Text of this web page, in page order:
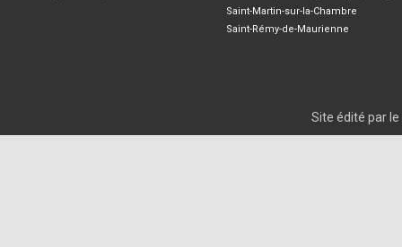
Saint-Martin-sur-la-Chambre
Saint-Rémy-de-Maurienne
Site édité par